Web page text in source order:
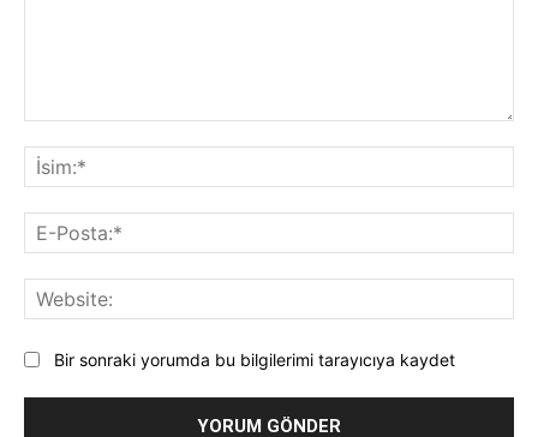
Bir sonraki yorumda bu bilgilerimi tarayıcıya kaydet